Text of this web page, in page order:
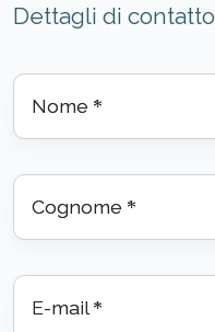
Dettagli di contatto
Nome *
Cognome *
E-mail *